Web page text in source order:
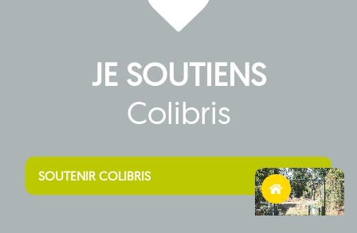
Habiter autrement
JE SOUTIENS
Colibris
SOUTENIR COLIBRIS